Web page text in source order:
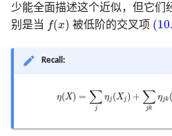
少能全面描述这个近似，但它们
别是当 f(x)
(x
被低阶的交叉项
Recall:
η(X) = ∑
j
ηj (X j ) + ∑
jk
ηjk (
(10.40) j(Xj)